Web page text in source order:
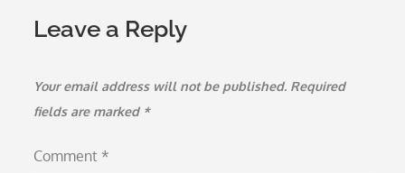
Leave a Reply
Your email address will not be published. Required
fields are marked *
Comment *